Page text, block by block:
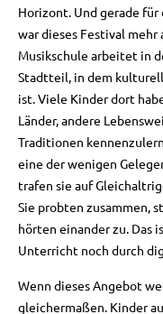
Horizont. Und gerade
war dieses Festival mehr
Musikschule arbeitet in
Stadtteil, in dem
ist. Viele Kinder dort
Länder, andere
Traditionen
eine der wenigen
trafen sie auf
Sie probten zusammen,
hörten einander zu. Das
Unterricht noch durch
Wenn dieses Angebot
gleichermaßen. Kinder